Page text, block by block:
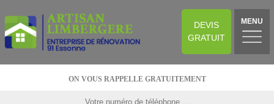
DEVIS
GRATUIT
MENU
ON VOUS RAPPELLE GRATUITEMENT